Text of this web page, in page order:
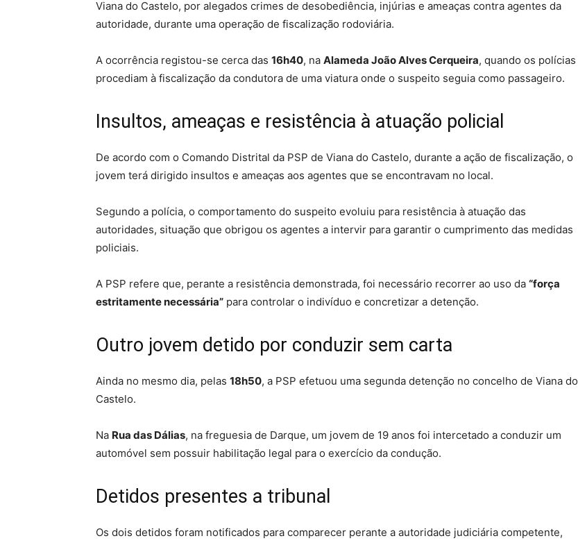
Viana do Castelo, por alegados crimes de desobediência, injúrias e ameaças contra agentes da
autoridade, durante uma operação de fiscalização rodoviária.
A ocorrência registou-se cerca das 16h40, na Alameda João Alves Cerqueira, quando os polícias
procediam à fiscalização da condutora de uma viatura onde o suspeito seguia como passageiro.
Insultos, ameaças e resistência à atuação policial
De acordo com o Comando Distrital da PSP de Viana do Castelo, durante a ação de fiscalização, o
jovem terá dirigido insultos e ameaças aos agentes que se encontravam no local.
Segundo a polícia, o comportamento do suspeito evoluiu para resistência à atuação das
autoridades, situação que obrigou os agentes a intervir para garantir o cumprimento das medidas
policiais.
A PSP refere que, perante a resistência demonstrada, foi necessário recorrer ao uso da “força
estritamente necessária” para controlar o indivíduo e concretizar a detenção.
Outro jovem detido por conduzir sem carta
Ainda no mesmo dia, pelas 18h50, a PSP efetuou uma segunda detenção no concelho de Viana do
Castelo.
Na Rua das Dálias, na freguesia de Darque, um jovem de 19 anos foi intercetado a conduzir um
automóvel sem possuir habilitação legal para o exercício da condução.
Detidos presentes a tribunal
Os dois detidos foram notificados para comparecer perante a autoridade judiciária competente,